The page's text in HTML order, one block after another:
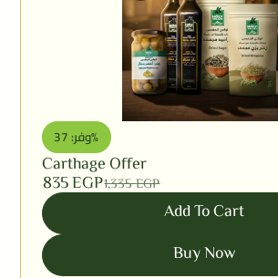
وفر: 37%
Carthage Offer
1,335EGP
835EGP
Add To Cart
Buy Now